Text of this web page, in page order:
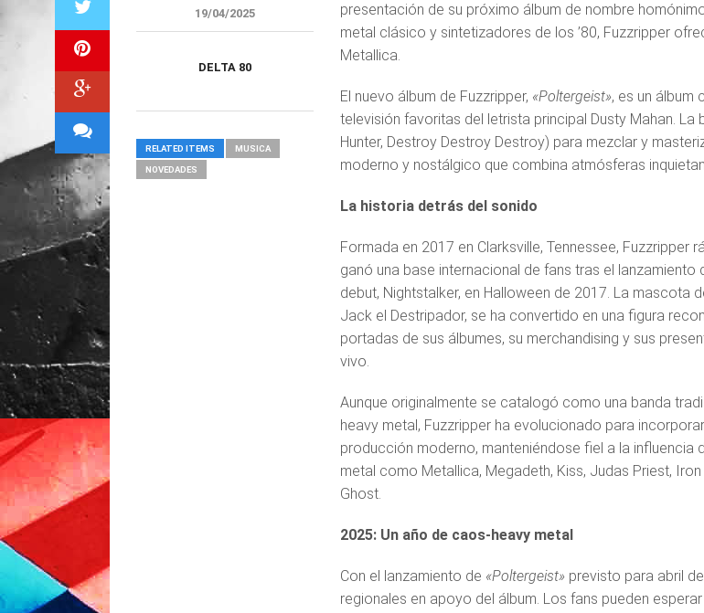
presentación de su próximo álbum de nombre
metal clásico y sintetizadores de los ’80, Fuzzripper
Metallica.
El nuevo álbum de Fuzzripper, «Poltergeist», es un álbum
televisión favoritas del letrista principal Dusty Mahan.
Hunter, Destroy Destroy Destroy) para mezclar y
moderno y nostálgico que combina atmósferas
La historia detrás del sonido
Formada en 2017 en Clarksville, Tennessee, Fuzzripper
ganó una base internacional de fans tras el lanzamiento
debut, Nightstalker, en Halloween de 2017. La mascota
Jack el Destripador, se ha convertido en una figura
portadas de sus álbumes, su merchandising y sus
vivo.
Aunque originalmente se catalogó como una banda
heavy metal, Fuzzripper ha evolucionado para
producción moderno, manteniéndose fiel a la influencia
metal como Metallica, Megadeth, Kiss, Judas Priest,
Ghost.
2025: Un año de caos-heavy metal
Con el lanzamiento de «Poltergeist»previsto para abril
regionales en apoyo del álbum. Los fans pueden
19/04/2025
DELTA 80
RELATED ITEMS MUSICA
NOVEDADES